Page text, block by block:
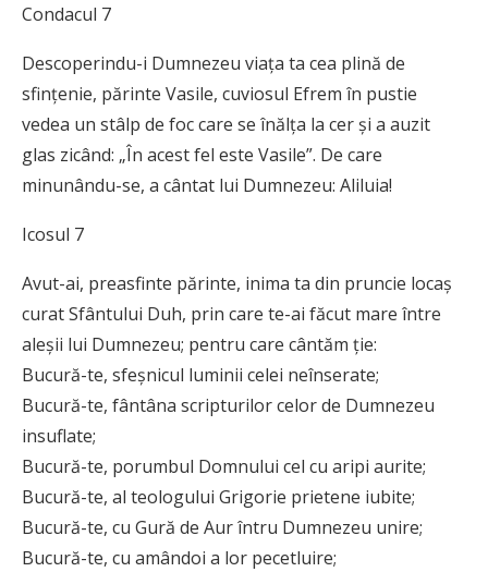
Condacul 7
Descoperindu-i Dumnezeu viaţa ta cea plină de
sfinţenie, părinte Vasile, cuviosul Efrem în pustie
vedea un stâlp de foc care se înălţa la cer şi a auzit
glas zicând: „În acest fel este Vasile”. De care
minunându-se, a cântat lui Dumnezeu: Aliluia!
Icosul 7
Avut-ai, preasfinte părinte, inima ta din pruncie locaş
curat Sfântului Duh, prin care te-ai făcut mare între
aleşii lui Dumnezeu; pentru care cântăm ţie:
Bucură-te, sfeşnicul luminii celei neînserate;
Bucură-te, fântâna scripturilor celor de Dumnezeu
insuflate;
Bucură-te, porumbul Domnului cel cu aripi aurite;
Bucură-te, al teologului Grigorie prietene iubite;
Bucură-te, cu Gură de Aur întru Dumnezeu unire;
Bucură-te, cu amândoi a lor pecetluire;